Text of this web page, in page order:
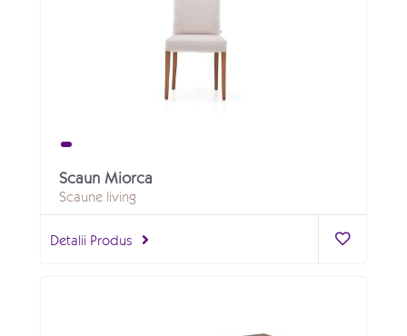
Scaun Miorca
Scaune living
Detalii Produs